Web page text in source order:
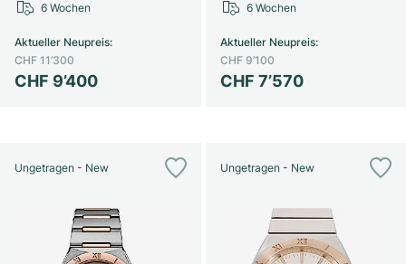
CHF 9’400
Aktueller Neupreis:
CHF 11’300
6 Wochen
CHF 7’570
Aktueller Neupreis:
CHF 9’100
6 Wochen
Ungetragen - New Ungetragen - New